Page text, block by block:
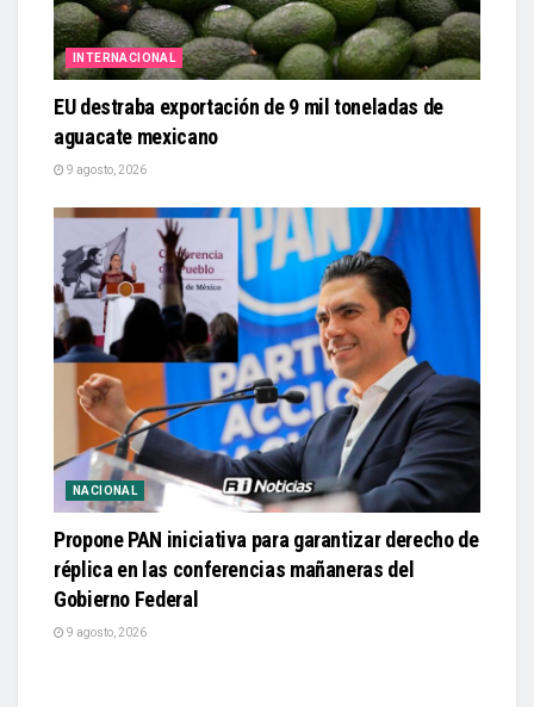
INTERNACIONAL
EU destraba exportación de 9 mil toneladas de
aguacate mexicano
9 agosto, 2026
NACIONAL
Propone PAN iniciativa para garantizar derecho de
réplica en las conferencias mañaneras del
Gobierno Federal
9 agosto, 2026